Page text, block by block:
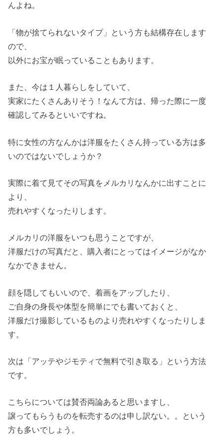
んよね。
「物が捨てられないタイプ」という方も結構存在します
ので、
以外にお宝が眠っていることもあります。
また、今は１人暮らしをしていて、
実家にたくさんありそう！なんて方は、帰った際に一度
確認してみるといいですね。
特に女性の方なんかは洋服をたくさん持っている方は多
いのではないでしょうか？
実際に着て見てその写真をメルカリなんかに出すことに
より、
売れやすくなったりします。
メルカリの洋服をいつも思うことですが、
洋服だけの写真だと、購入者にとってはイメージがなか
なかできません。
顔を隠してもいいので、着画をアップしたり、
ご自身の身長や体型を簡単にでも書いておくと、
洋服だけ撮影しているものより売れやすくなったりしま
す。
次は「アッテやジモティで無料で引き取る」という方法
です。
こちらについては賛否両論あると思いますし、
譲ってもらうものを転売するのは申し訳ない。。という
方も多いでしょう。